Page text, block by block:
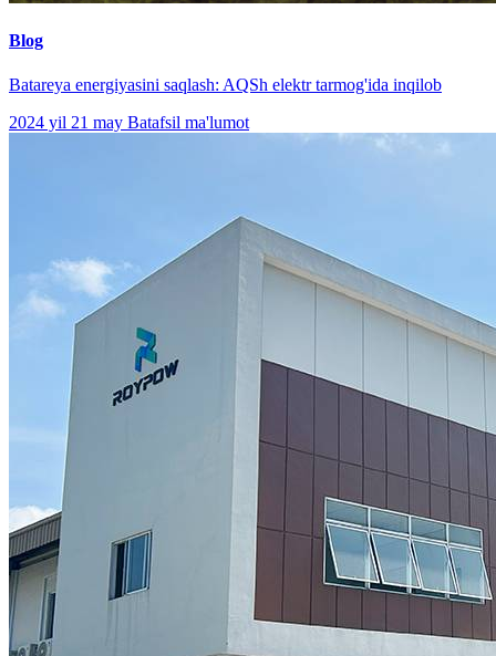
Blog
Batareya energiyasini saqlash: AQSh elektr tarmog'ida inqilob
2024 yil 21 may Batafsil ma'lumot